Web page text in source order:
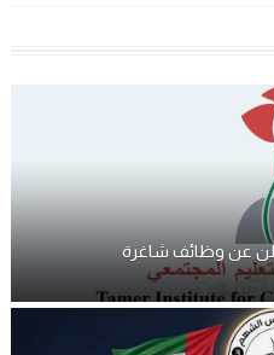
عن وظائف شاغرة